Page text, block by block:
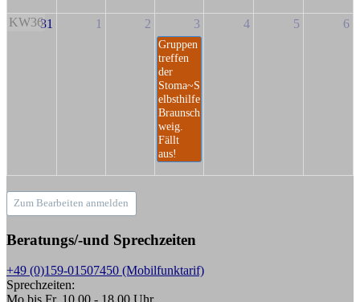
KW3631 1 2 3
Gruppen
treffen
der
Stoma~S
elbsthilfe
Braunsch
weig.
Fällt
aus!
4 5 6
Zum Bearbeiten anmelden
Beratungs/-und Sprechzeiten
+49 (0)159-01507450 (Mobilfunktarif)
Sprechzeiten: